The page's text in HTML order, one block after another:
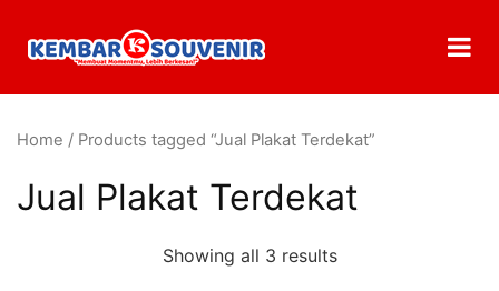
Home / Products tagged “Jual Plakat Terdekat”
Jual Plakat Terdekat
Showing all 3 results